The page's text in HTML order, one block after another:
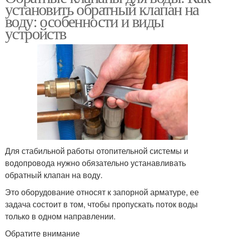
установить обратный клапан на
воду: особенности и виды
устройств
Для стабильной работы отопительной системы и
водопровода нужно обязательно устанавливать
обратный клапан на воду.
Это оборудование относят к запорной арматуре, ее
задача состоит в том, чтобы пропускать поток воды
только в одном направлении.
Обратите внимание